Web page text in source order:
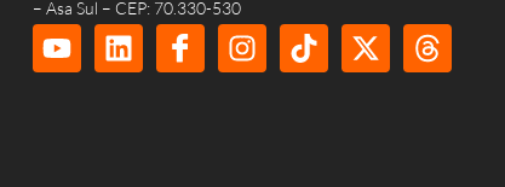
– Asa Sul – CEP: 70.330-530